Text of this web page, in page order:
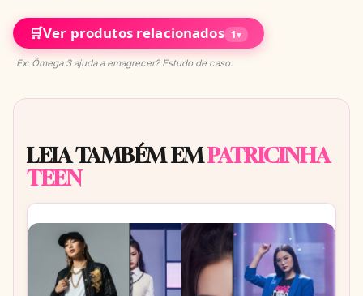
🛒Ver produtos relacionados 1▾
Ex: Ômega 3 ajuda a emagrecer? Estudo de caso.
LEIA TAMBÉM EMPATRICINHA
TEEN